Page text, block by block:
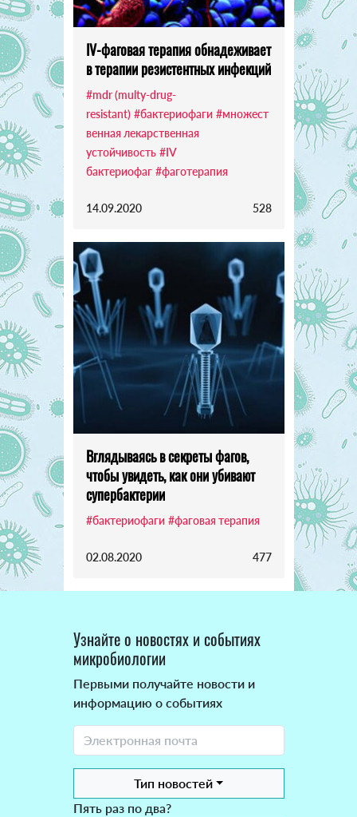
IV-фаговая терапия обнадеживает
в терапии резистентных инфекций
#mdr (multy-drug-
resistant) #бактериофаги #множест
венная лекарственная
устойчивость #IV
бактериофаг #фаготерапия
14.09.2020 528
Вглядываясь в секреты фагов,
чтобы увидеть, как они убивают
супербактерии
#бактериофаги #фаговая терапия
02.08.2020 477
Узнайте о новостях и событиях
микробиологии
Первыми получайте новости и
информацию о событиях
Тип новостей
Пять раз по два?